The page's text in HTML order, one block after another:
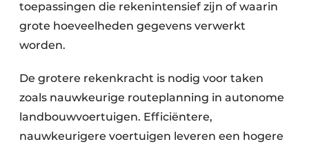
toepassingen die rekenintensief zijn of waarin
grote hoeveelheden gegevens verwerkt
worden.
De grotere rekenkracht is nodig voor taken
zoals nauwkeurige routeplanning in autonome
landbouwvoertuigen. Efficiëntere,
nauwkeurigere voertuigen leveren een hogere